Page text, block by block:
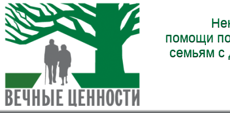
помощи
семьям с